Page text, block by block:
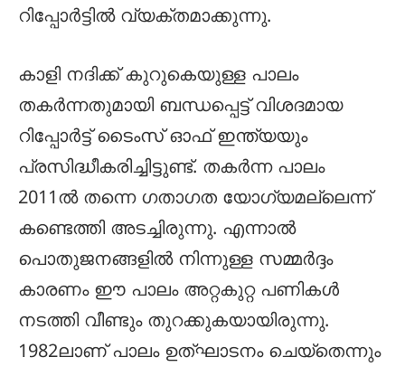
റിപ്പോർട്ടിൽ വ്യക്തമാക്കുന്നു.
കാളി നദിക്ക് കുറുകെയുള്ള പാലം
തകർന്നതുമായി ബന്ധപ്പെട്ട് വിശദമായ
റിപ്പോർട്ട് ടൈംസ് ഓഫ് ഇന്ത്യയും
പ്രസിദ്ധീകരിച്ചിട്ടുണ്ട്. തകർന്ന പാലം
2011ൽ തന്നെ ഗതാഗത യോഗ്യമല്ലെന്ന്
കണ്ടെത്തി അടച്ചിരുന്നു. എന്നാൽ
പൊതുജനങ്ങളിൽ നിന്നുള്ള സമ്മർദ്ദം
കാരണം ഈ പാലം അറ്റകുറ്റ പണികൾ
നടത്തി വീണ്ടും തുറക്കുകയായിരുന്നു.
1982ലാണ് പാലം ഉത്ഘാടനം ചെയ്തെന്നും